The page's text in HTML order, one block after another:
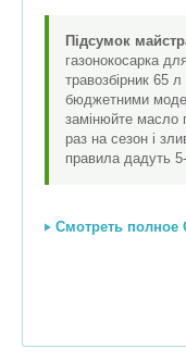
Підсумок
газонокосарка
травозбірник 65
бюджетними
замінюйте масло
раз на сезон і
правила дадуть
Смотреть полное